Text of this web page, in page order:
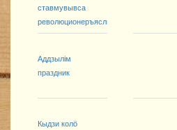
ставмувывса
революционеръяслы...
Аддзылім
праздник
Кыдзи колӧ